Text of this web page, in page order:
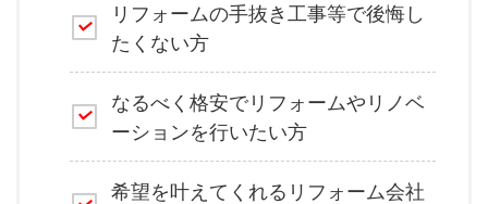
リフォームの手抜き工事等で後悔し
たくない方
なるべく格安でリフォームやリノベ
ーションを行いたい方
希望を叶えてくれるリフォーム会社